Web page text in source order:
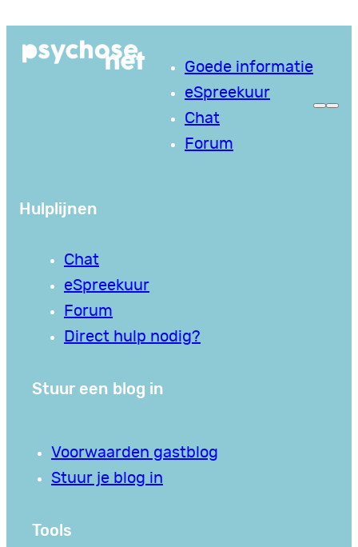
naar
Goede informatie
eSpreekuur
Chat
Forum
Hulplijnen
Chat
eSpreekuur
Forum
Direct hulp nodig?
Stuur een blog in
Voorwaarden gastblog
Stuur je blog in
Tools